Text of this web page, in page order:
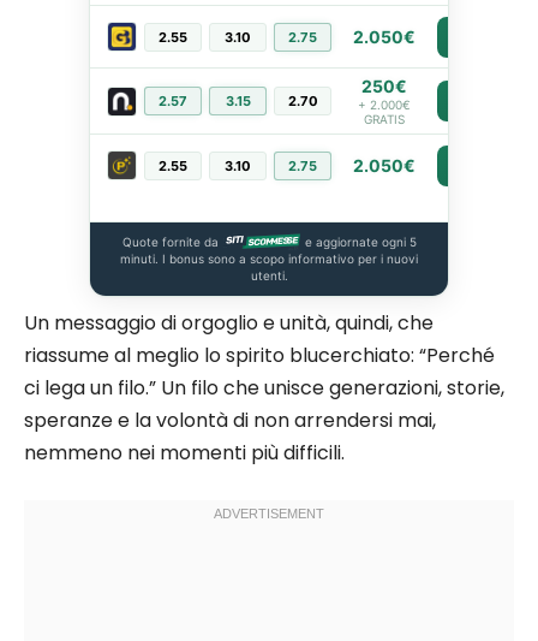
2.55 3.10 2.75 2.050€
2.57 3.15 2.70
250€
+ 2.000€
GRATIS
2.55 3.10 2.75 2.050€
Quote fornite da
e aggiornate ogni 5
minuti. I bonus sono a scopo informativo per i nuovi
utenti.
Un messaggio di orgoglio e unità, quindi, che
riassume al meglio lo spirito blucerchiato: “Perché
ci lega un filo.” Un filo che unisce generazioni, storie,
speranze e la volontà di non arrendersi mai,
nemmeno nei momenti più difficili.